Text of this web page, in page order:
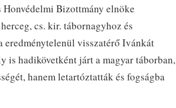
Honvédelmi Bizottmány elnöke
cs. kir. tábornagyhoz és
eredménytelenül visszatérő Ivánkát
is hadikövetként járt a magyar táborban,
hanem letartóztatták és fogságba